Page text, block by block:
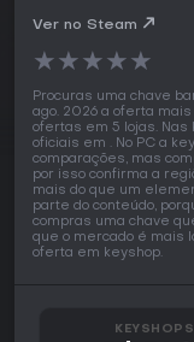
Ver no Steam
★★★★★
Procuras uma chave
ago. 2026 a oferta mais
ofertas em 5 lojas. Nas
oficiais em . No PC a
comparações, mas
por isso confirma a
mais do que um
parte do conteúdo,
compras uma chave
que o mercado é mais
oferta em keyshop.
KEYSHOPS